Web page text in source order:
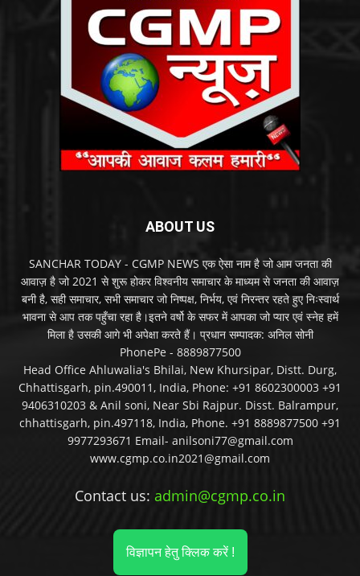
ABOUT US
SANCHAR TODAY - CGMP NEWS एक ऐसा नाम है जो आम जनता की
आवाज़ है जो 2021 से शुरू होकर विश्वनीय समाचार के माध्यम से जनता की आवाज़
बनी है, सही समाचार, सभी समाचार जो निष्पक्ष, निर्भय, एवं निरन्तर रहते हुए निःस्वार्थ
भावना से आप तक पहुँचा रहा है।इतने वर्षो के सफर में आपका जो प्यार एवं स्नेह हमें
मिला है उसकी आगे भी अपेक्षा करते हैं। प्रधान सम्पादक: अनिल सोनी
PhonePe - 8889877500
Head Office Ahluwalia's Bhilai, New Khursipar, Distt. Durg,
Chhattisgarh, pin.490011, India, Phone: +91 8602300003 +91
9406310203 & Anil soni, Near Sbi Rajpur. Disst. Balrampur,
chhattisgarh, pin.497118, India, Phone. +91 8889877500 +91
9977293671 Email- anilsoni77@gmail.com
www.cgmp.co.in2021@gmail.com
Contact us: admin@cgmp.co.in
विज्ञापन हेतु क्लिक करें !